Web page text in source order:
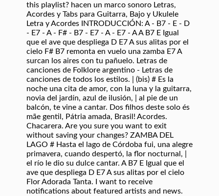
this playlist? hacen un marco sonoro Letras,
Acordes y Tabs para Guitarra, Bajo y Ukulele
Letra y Acordes INTRODUCCIÓN: A - B7 - E - D
- E7 - A - F# - B7 - E7 - A - E7 - A A B7 E Igual
que el ave que despliega D E7 A sus alitas por el
cielo F# B7 remonta en vuelo una zamba E7 A
surcan los aires con tu pañuelo. Letras de
canciones de Folklore argentino - Letras de
canciones de todos los estilos. | (bis) # Es la
noche una cita de amor, con la luna y la guitarra,
novia del jardín, azul de ilusión, | al pie de un
balcón, te vine a cantar. Dos filhos deste solo és
mãe gentil, Pátria amada, Brasil! Acordes.
Chacarera. Are you sure you want to exit
without saving your changes? ZAMBA DEL
LAGO # Hasta el lago de Córdoba fui, una alegre
primavera, cuando despertó, la flor nocturnal, |
el río le dio su dulce cantar. A B7 E Igual que el
ave que despliega D E7 A sus alitas por el cielo
Flor Adorada Tanta. I want to receive
notifications about featured artists and news.